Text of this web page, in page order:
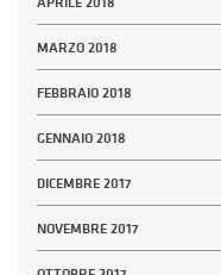
MARZO 2018
FEBBRAIO 2018
GENNAIO 2018
DICEMBRE 2017
NOVEMBRE 2017